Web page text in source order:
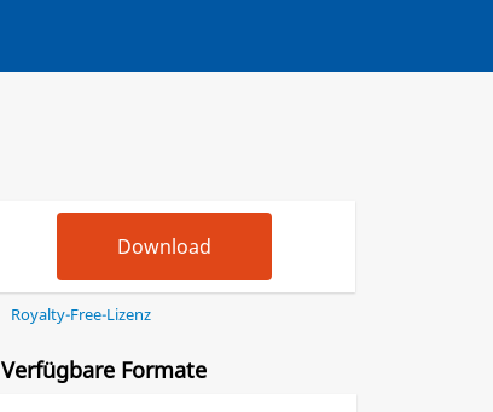
Royalty-Free-Lizenz
Verfügbare Formate